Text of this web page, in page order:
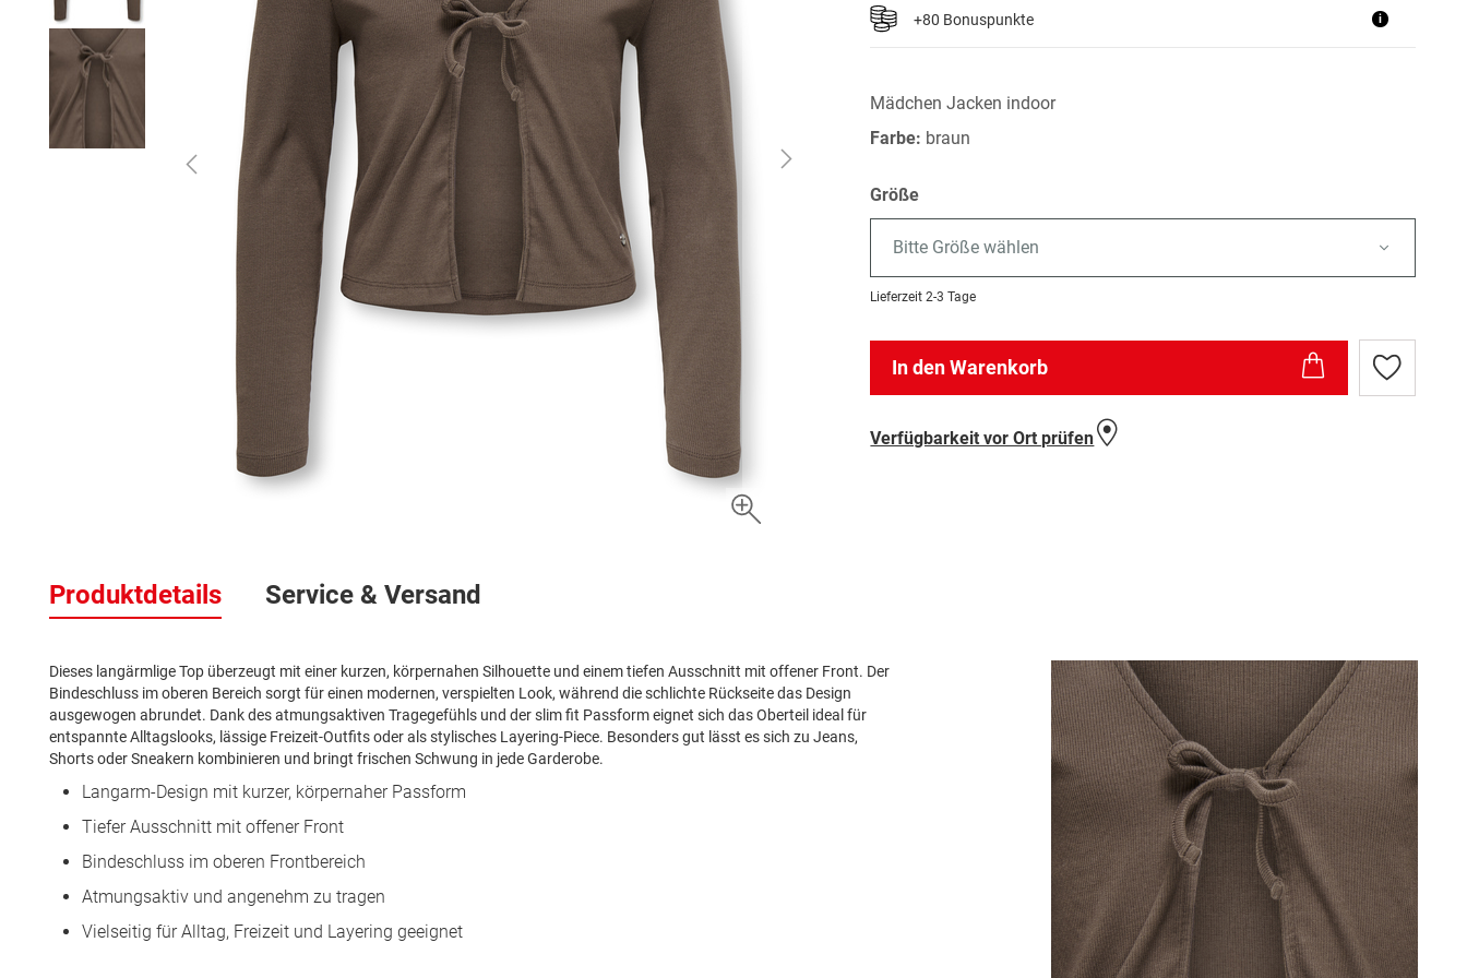
der
Bildergalerie
+80 Bonuspunkte i
Mädchen Jacken indoor
Farbe: braun
Größe
Bitte Größe wählen
Lieferzeit 2-3 Tage
In den Warenkorb
Zur
Wunschliste
Verfügbarkeit vor Ort prüfen
Produktdetails
Dieses langärmlige Top überzeugt mit einer kurzen, körpernahen Silhouette und einem tiefen Ausschnitt mit offener Front. Der
Bindeschluss im oberen Bereich sorgt für einen modernen, verspielten Look, während die schlichte Rückseite das Design
ausgewogen abrundet. Dank des atmungsaktiven Tragegefühls und der slim fit Passform eignet sich das Oberteil ideal für
entspannte Alltagslooks, lässige Freizeit-Outfits oder als stylisches Layering-Piece. Besonders gut lässt es sich zu Jeans,
Shorts oder Sneakern kombinieren und bringt frischen Schwung in jede Garderobe.
Langarm-Design mit kurzer, körpernaher Passform
Tiefer Ausschnitt mit offener Front
Bindeschluss im oberen Frontbereich
Atmungsaktiv und angenehm zu tragen
Vielseitig für Alltag, Freizeit und Layering geeignet
Service & Versand